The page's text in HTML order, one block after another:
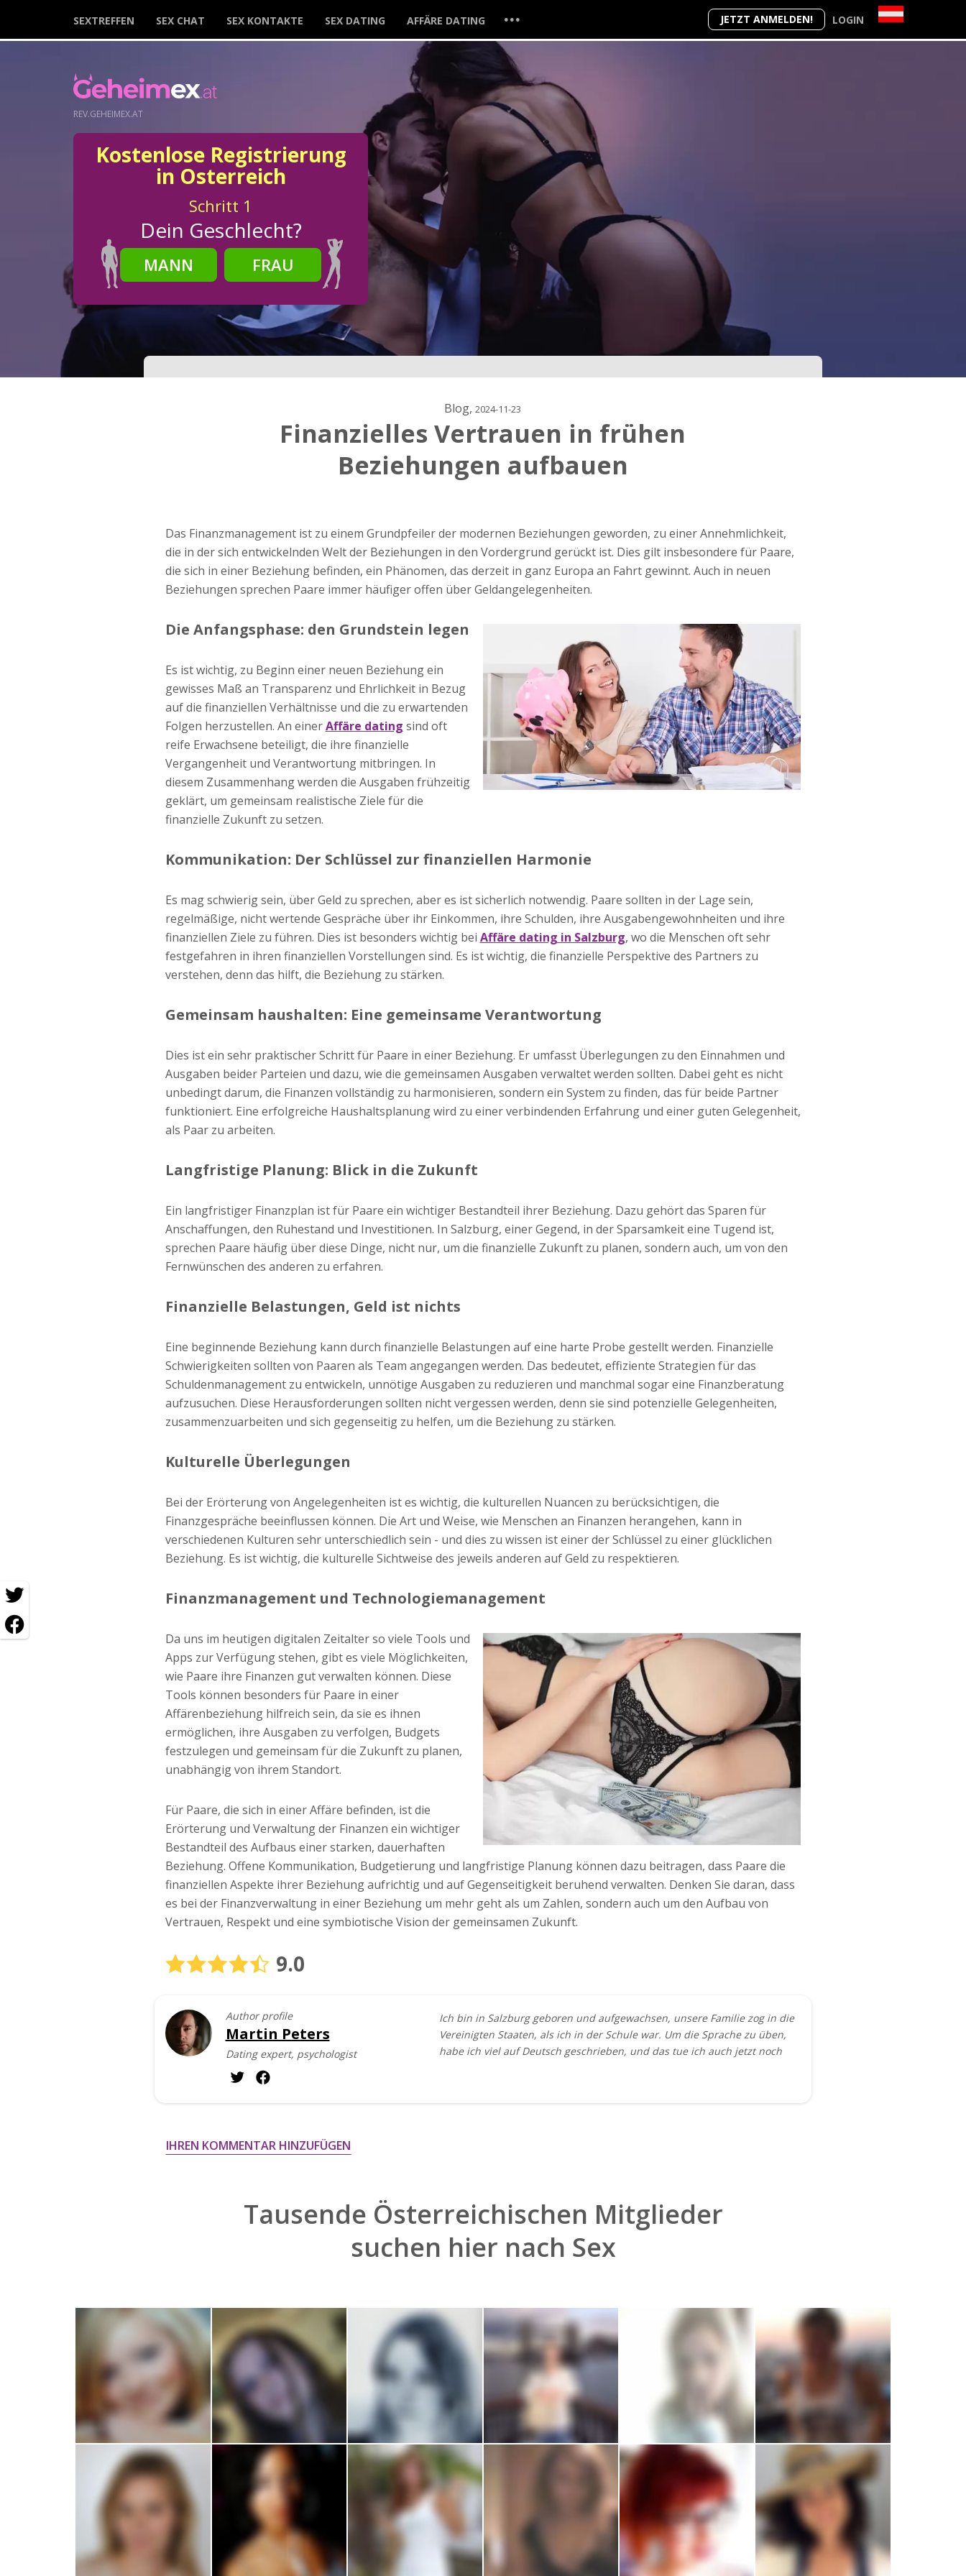
JETZT ANMELDEN! LOGIN
SEXTREFFEN SEX CHAT SEX KONTAKTE SEX DATING AFFÄRE DATING ...
REV.GEHEIMEX.AT
Kostenlose Registrierung
in Osterreich
Schritt 1
Dein Geschlecht?
MANN
FRAU
Schritt2
Dein Geburtsdatum?
Deine E-Mail?
Angebote des Betreibers per E-Mail, der Zusendung
kann ich jederzeit widersprechen.
JETZT ANMELDEN!
Blog, 2024-11-23
Finanzielles Vertrauen in frühen
Beziehungen aufbauen
Das Finanzmanagement ist zu einem Grundpfeiler der modernen Beziehungen geworden, zu einer Annehmlichkeit,
die in der sich entwickelnden Welt der Beziehungen in den Vordergrund gerückt ist. Dies gilt insbesondere für Paare,
die sich in einer Beziehung befinden, ein Phänomen, das derzeit in ganz Europa an Fahrt gewinnt. Auch in neuen
Beziehungen sprechen Paare immer häufiger offen über Geldangelegenheiten.
Die Anfangsphase: den Grundstein legen
Es ist wichtig, zu Beginn einer neuen Beziehung ein
gewisses Maß an Transparenz und Ehrlichkeit in Bezug
auf die finanziellen Verhältnisse und die zu erwartenden
Folgen herzustellen. An einerAffäre dating sind oft
reife Erwachsene beteiligt, die ihre finanzielle
Vergangenheit und Verantwortung mitbringen. In
diesem Zusammenhang werden die Ausgaben frühzeitig
geklärt, um gemeinsam realistische Ziele für die
finanzielle Zukunft zu setzen.
Kommunikation: Der Schlüssel zur finanziellen Harmonie
Es mag schwierig sein, über Geld zu sprechen, aber es ist sicherlich notwendig. Paare sollten in der Lage sein,
regelmäßige, nicht wertende Gespräche über ihr Einkommen, ihre Schulden, ihre Ausgabengewohnheiten und ihre
finanziellen Ziele zu führen. Dies ist besonders wichtig bei Affäre dating in Salzburg, wo die Menschen oft sehr
festgefahren in ihren finanziellen Vorstellungen sind. Es ist wichtig, die finanzielle Perspektive des Partners zu
verstehen, denn das hilft, die Beziehung zu stärken.
Gemeinsam haushalten: Eine gemeinsame Verantwortung
Dies ist ein sehr praktischer Schritt für Paare in einer Beziehung. Er umfasst Überlegungen zu den Einnahmen und
Ausgaben beider Parteien und dazu, wie die gemeinsamen Ausgaben verwaltet werden sollten. Dabei geht es nicht
unbedingt darum, die Finanzen vollständig zu harmonisieren, sondern ein System zu finden, das für beide Partner
funktioniert. Eine erfolgreiche Haushaltsplanung wird zu einer verbindenden Erfahrung und einer guten Gelegenheit,
als Paar zu arbeiten.
Langfristige Planung: Blick in die Zukunft
Ein langfristiger Finanzplan ist für Paare ein wichtiger Bestandteil ihrer Beziehung. Dazu gehört das Sparen für
Anschaffungen, den Ruhestand und Investitionen. In Salzburg, einer Gegend, in der Sparsamkeit eine Tugend ist,
sprechen Paare häufig über diese Dinge, nicht nur, um die finanzielle Zukunft zu planen, sondern auch, um von den
Fernwünschen des anderen zu erfahren.
Finanzielle Belastungen, Geld ist nichts
Eine beginnende Beziehung kann durch finanzielle Belastungen auf eine harte Probe gestellt werden. Finanzielle
Schwierigkeiten sollten von Paaren als Team angegangen werden. Das bedeutet, effiziente Strategien für das
Schuldenmanagement zu entwickeln, unnötige Ausgaben zu reduzieren und manchmal sogar eine Finanzberatung
aufzusuchen. Diese Herausforderungen sollten nicht vergessen werden, denn sie sind potenzielle Gelegenheiten,
zusammenzuarbeiten und sich gegenseitig zu helfen, um die Beziehung zu stärken.
Kulturelle Überlegungen
Bei der Erörterung von Angelegenheiten ist es wichtig, die kulturellen Nuancen zu berücksichtigen, die
Finanzgespräche beeinflussen können. Die Art und Weise, wie Menschen an Finanzen herangehen, kann in
verschiedenen Kulturen sehr unterschiedlich sein - und dies zu wissen ist einer der Schlüssel zu einer glücklichen
Beziehung. Es ist wichtig, die kulturelle Sichtweise des jeweils anderen auf Geld zu respektieren.
Finanzmanagement und Technologiemanagement
Da uns im heutigen digitalen Zeitalter so viele Tools und
Apps zur Verfügung stehen, gibt es viele Möglichkeiten,
wie Paare ihre Finanzen gut verwalten können. Diese
Tools können besonders für Paare in einer
Affärenbeziehung hilfreich sein, da sie es ihnen
ermöglichen, ihre Ausgaben zu verfolgen, Budgets
festzulegen und gemeinsam für die Zukunft zu planen,
unabhängig von ihrem Standort.
Für Paare, die sich in einer Affäre befinden, ist die
Erörterung und Verwaltung der Finanzen ein wichtiger
Bestandteil des Aufbaus einer starken, dauerhaften
Beziehung. Offene Kommunikation, Budgetierung und langfristige Planung können dazu beitragen, dass Paare die
finanziellen Aspekte ihrer Beziehung aufrichtig und auf Gegenseitigkeit beruhend verwalten. Denken Sie daran, dass
es bei der Finanzverwaltung in einer Beziehung um mehr geht als um Zahlen, sondern auch um den Aufbau von
Vertrauen, Respekt und eine symbiotische Vision der gemeinsamen Zukunft.
9.0
Author profile
Martin Peters
Dating expert, psychologist
Ich bin in Salzburg geboren und aufgewachsen, unsere Familie zog in die
Vereinigten Staaten, als ich in der Schule war. Um die Sprache zu üben,
habe ich viel auf Deutsch geschrieben, und das tue ich auch jetzt noch
IHREN KOMMENTAR HINZUFÜGEN
Tausende Österreichischen Mitglieder
suchen hier nach Sex